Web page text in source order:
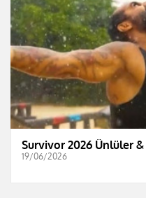
Survivor 2026 Ünlüler &
19/06/2026